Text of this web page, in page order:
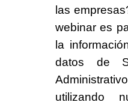
las
webinar es
la
datos de
utilizando